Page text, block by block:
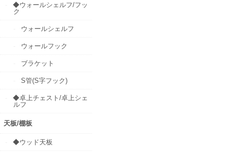
◆ウォールシェルフ/フッ
ク
ウォールシェルフ
ウォールフック
ブラケット
S管(S字フック)
◆卓上チェスト/卓上シェ
ルフ
天板/棚板
◆ウッド天板